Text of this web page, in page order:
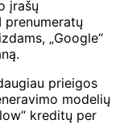
įrašų
prenumeratų
„Google“
prieigos
modelių
kreditų per